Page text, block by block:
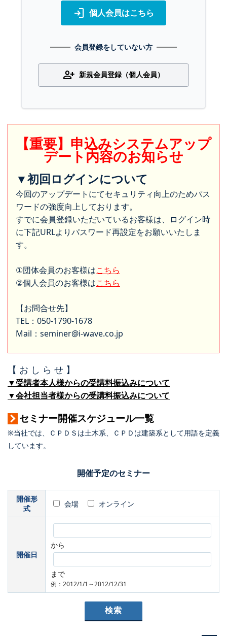
login 個人会員はこちら
会員登録をしていない方
person_add 新規会員登録（個人会員）
【重要】申込みシステムアップ
デート内容のお知らせ
▼初回ログインについて
今回のアップデートにてセキュリティ向上のためパス
ワードの強度向上しております。
すでに会員登録いただいているお客様は、ログイン時
に下記URLよりパスワード再設定をお願いいたしま
す。
①団体会員のお客様はこちら
②個人会員のお客様はこちら
【お問合せ先】
TEL：050-1790-1678
Mail：seminer@i-wave.co.jp
【 お し ら せ 】
▼受講者本人様からの受講料振込みについて
▼会社担当者様からの受講料振込みについて
セミナー開催スケジュール一覧
※当社では、ＣＰＤＳは土木系、ＣＰＤは建築系として用語を定義
しています。
開催予定のセミナー
開催形
式
会場 オンライン
開催日
から
まで
例：2012/1/1～2012/12/31